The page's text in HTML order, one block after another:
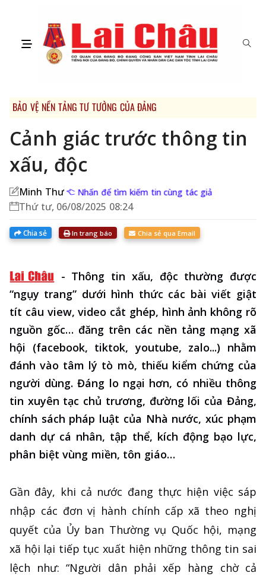
BẢO VỆ NỀN TẢNG TƯ TƯỞNG CỦA ĐẢNG
Cảnh giác trước thông tin
xấu, độc
Minh Thư Nhấn để tìm kiếm tin cùng tác giả
Thứ tư, 06/08/2025 08:24
Chia sẻ In trang báo Chia sẻ qua Email
- Thông tin xấu, độc thường được
“ngụy trang” dưới hình thức các bài viết giật
tít câu view, video cắt ghép, hình ảnh không rõ
nguồn gốc… đăng trên các nền tảng mạng xã
hội (facebook, tiktok, youtube, zalo...) nhằm
đánh vào tâm lý tò mò, thiếu kiểm chứng của
người dùng. Đáng lo ngại hơn, có nhiều thông
tin xuyên tạc chủ trương, đường lối của Đảng,
chính sách pháp luật của Nhà nước, xúc phạm
danh dự cá nhân, tập thể, kích động bạo lực,
phân biệt vùng miền, tôn giáo…
Gần đây, khi cả nước đang thực hiện việc sáp
nhập các đơn vị hành chính cấp xã theo nghị
quyết của Ủy ban Thường vụ Quốc hội, mạng
xã hội lại tiếp tục xuất hiện những thông tin sai
lệch như: “Người dân phải xếp hàng chờ cả